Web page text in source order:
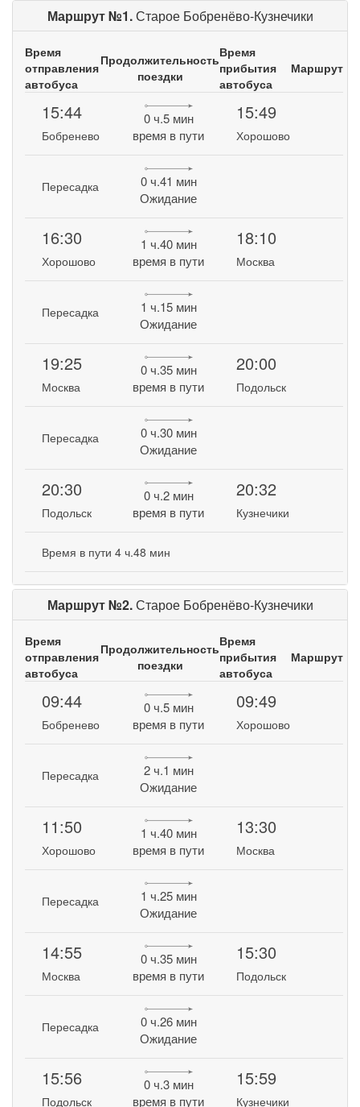
Маршрут №1.Старое Бобренёво-Кузнечики
Время
отправления
автобуса
Продолжительность
поездки
Время
прибытия
автобуса
Маршрут
15:44
Бобренево
0 ч.5 мин
время в пути
15:49
Хорошово
Пересадка
0 ч.41 мин
Ожидание
16:30
Хорошово
1 ч.40 мин
время в пути
18:10
Москва
Пересадка
1 ч.15 мин
Ожидание
19:25
Москва
0 ч.35 мин
время в пути
20:00
Подольск
Пересадка
0 ч.30 мин
Ожидание
20:30
Подольск
0 ч.2 мин
время в пути
20:32
Кузнечики
Время в пути 4 ч.48 мин
Маршрут №2.Старое Бобренёво-Кузнечики
Время
отправления
автобуса
Продолжительность
поездки
Время
прибытия
автобуса
Маршрут
09:44
Бобренево
0 ч.5 мин
время в пути
09:49
Хорошово
Пересадка
2 ч.1 мин
Ожидание
11:50
Хорошово
1 ч.40 мин
время в пути
13:30
Москва
Пересадка
1 ч.25 мин
Ожидание
14:55
Москва
0 ч.35 мин
время в пути
15:30
Подольск
Пересадка
0 ч.26 мин
Ожидание
15:56
Подольск
0 ч.3 мин
время в пути
15:59
Кузнечики